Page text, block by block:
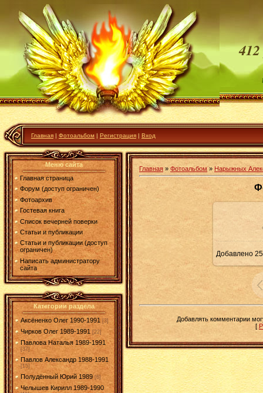
Главная | Фотоальбом | Регистрация | Вход
Меню сайта
Главная страница
Форум (доступ ограничен)
Фотоархив
Гостевая книга
Список вечерней поверки
Статьи и публикации
Статьи и публикации (доступ
ограничен)
Написать администратору
сайта
Категории раздела
Аксёненко Олег 1990-1991 [3]
Чирков Олег 1989-1991 [22]
Павлова Наталья 1989-1991
[37]
Павлов Александр 1988-1991
[15]
Полудённый Юрий 1989 [6]
Челышев Кирилл 1989-1990
Главная » Фотоальбом» Нарыжных
В
Добавлено
Добавлять комментарии
[